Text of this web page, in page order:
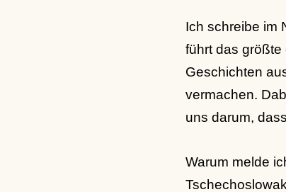
Ich schreibe im
führt das größte
Geschichten
vermachen.
uns darum,
Warum melde